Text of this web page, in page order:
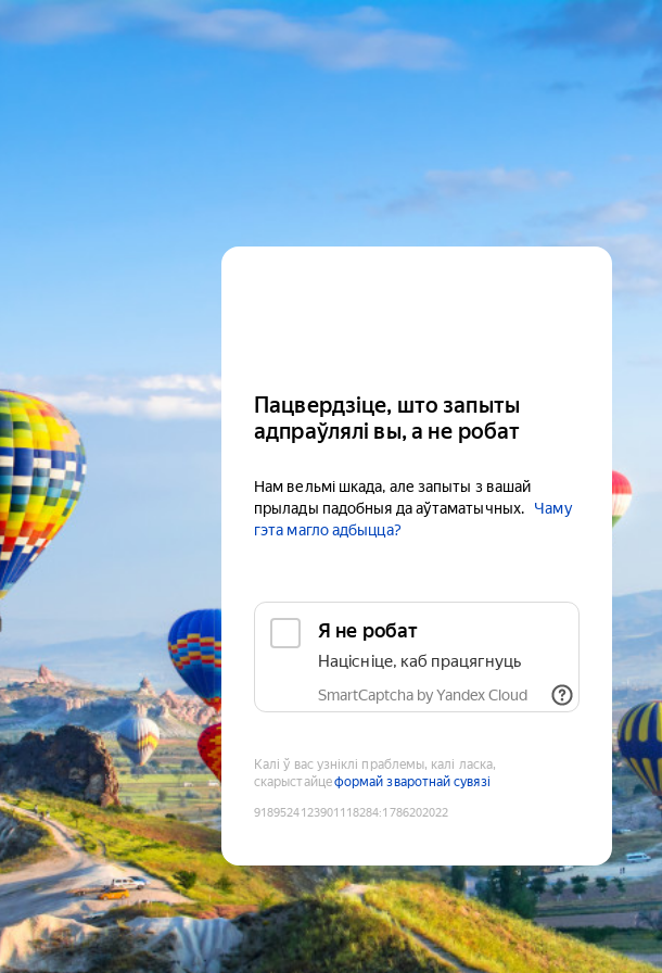
Пацвердзіце, што запыты
адпраўлялі вы, а не робат
Нам вельмі шкада, але запыты з вашай
прылады падобныя да аўтаматычных.
Чаму
гэта магло адбыцца?
Я не робат
Націсніце, каб працягнуць
SmartCaptcha by Yandex Cloud
Калі ў вас узніклі праблемы, калі ласка,
скарыстайцеформай зваротнай сувязі
9189524123901118284:1786202022